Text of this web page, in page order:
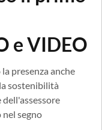
e VIDEO
presenza anche
sostenibilità
segno